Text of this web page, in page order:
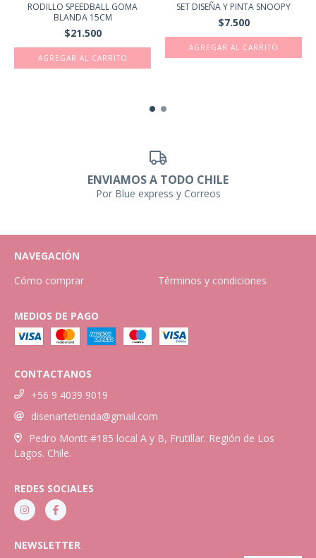
RODILLO SPEEDBALL GOMA
BLANDA 15CM
$21.500
SET DISEÑA Y PINTA SNOOPY
$7.500
ENVIAMOS A TODO CHILE
Por Blue express y Correos
NAVEGACIÓN
Cómo comprar
Términos y condiciones
MEDIOS DE PAGO
CONTACTANOS
+56 9 4039 9019
disenartetienda@gmail.com
Pedro Montt #185 local A y B, Frutillar. Región de Los
Lagos. Chile.
REDES SOCIALES
NEWSLETTER